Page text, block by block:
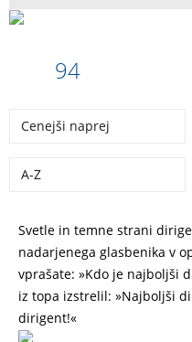
94
Cenejši naprej
A-Z
Svetle in temne strani
nadarjenega glasbenika v
vprašate: »Kdo je najboljši
iz topa izstrelil: »Najboljši
dirigent!«